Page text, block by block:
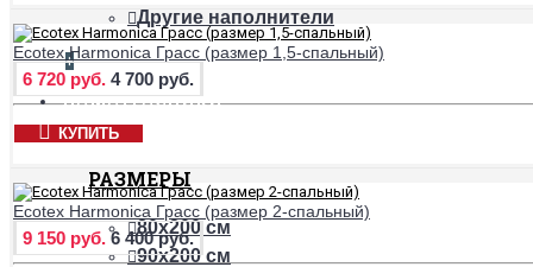
Другие наполнители
+
НАМАТРАСНИКИ
РАЗМЕРЫ
80х200 см
90х200 см
Ecotex Harmonica Грасс (размер 1,5-спальный)
6 720 руб. 4 700 руб.
КУПИТЬ
Ecotex Harmonica Грасс (размер 2-спальный)
9 150 руб. 6 400 руб.